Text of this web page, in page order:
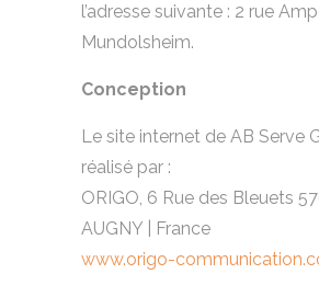
l’adresse suivante : 2 rue
Mundolsheim.
Conception
Le site internet de AB Serve
réalisé par :
ORIGO, 6 Rue des Bleuets
AUGNY | France
www.origo-